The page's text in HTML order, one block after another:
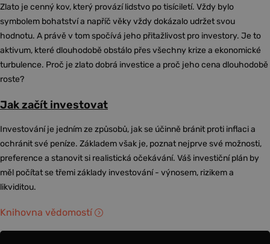
Zlato je cenný kov, který provází lidstvo po tisíciletí. Vždy bylo
symbolem bohatství a napříč věky vždy dokázalo udržet svou
hodnotu. A právě v tom spočívá jeho přitažlivost pro investory. Je to
aktivum, které dlouhodobě obstálo přes všechny krize a ekonomické
turbulence. Proč je zlato dobrá investice a proč jeho cena dlouhodobě
roste?
Jak začít investovat
Investování je jedním ze způsobů, jak se účinně bránit proti inflaci a
ochránit své peníze. Základem však je, poznat nejprve své možnosti,
preference a stanovit si realistická očekávání. Váš investiční plán by
měl počítat se třemi základy investování - výnosem, rizikem a
likviditou.
Knihovna vědomostí